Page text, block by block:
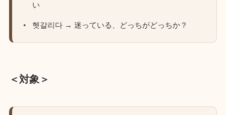
い
헷갈리다 → 迷っている、どっちがどっちか？
＜対象＞